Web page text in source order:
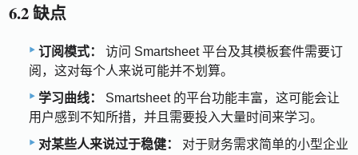
6.2 缺点
订阅模式：
访问 Smartsheet 平台及其模板套件需要订
阅，这对每个人来说可能并不划算。
学习曲线：
Smartsheet 的平台功能丰富，这可能会让
用户感到不知所措，并且需要投入大量时间来学习。
对某些人来说过于稳健：
对于财务需求简单的小型企业